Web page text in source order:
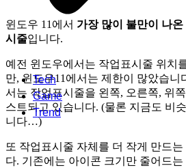
Tech
Game
Trend
윈도우 11에서 가장 많이 불만이 나
시줄입니다.
예전 윈도우에서는 작업표시줄 위치
만, 윈도우11에서는 제한이 많았습니
서는 작업표시줄을 왼쪽, 오른쪽, 위
스트되고 있습니다. (물론 지금도 비
니다…)
또 작업표시줄 자체를 더 작게 만드는
다. 기존에는 아이콘 크기만 줄어드